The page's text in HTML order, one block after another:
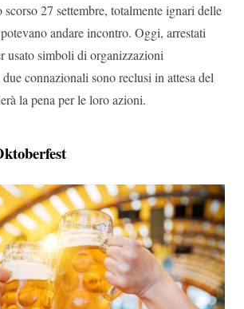
scorso 27 settembre, totalmente ignari delle
andare incontro. Oggi, arrestati
usato simboli di organizzazioni
connazionali sono reclusi in attesa del
la pena per le loro azioni.